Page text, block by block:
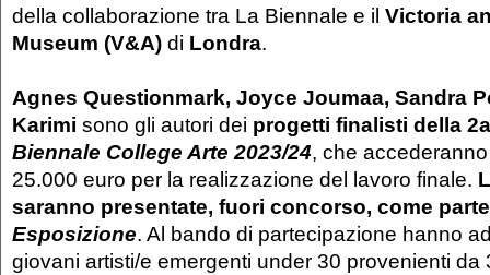
della collaborazione tra La Biennale e il Victoria
Museum (V&A) di Londra.
Agnes Questionmark, Joyce Joumaa, Sandra
Karimi sono gli autori dei progetti finalisti della
Biennale College Arte 2023/24, che
25.000 euro per la realizzazione del lavoro finale.
saranno presentate, fuori concorso, come
Esposizione. Al bando di partecipazione hanno
giovani artisti/e emergenti under 30 provenienti da